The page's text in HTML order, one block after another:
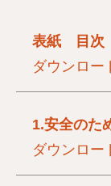
表紙 目次
ダウンロー
1.安全のた
ダウンロー